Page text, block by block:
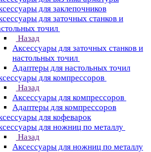
для заклепочников
для заточных станков и
точил
Назад
Аксессуары для заточных станков и
настольных точил
Адаптеры для настольных точил
для компрессоров
Назад
Аксессуары для компрессоров
Адаптеры для компрессоров
для кофеварок
для ножниц по металлу
Назад
Аксессуары для ножниц по металлу